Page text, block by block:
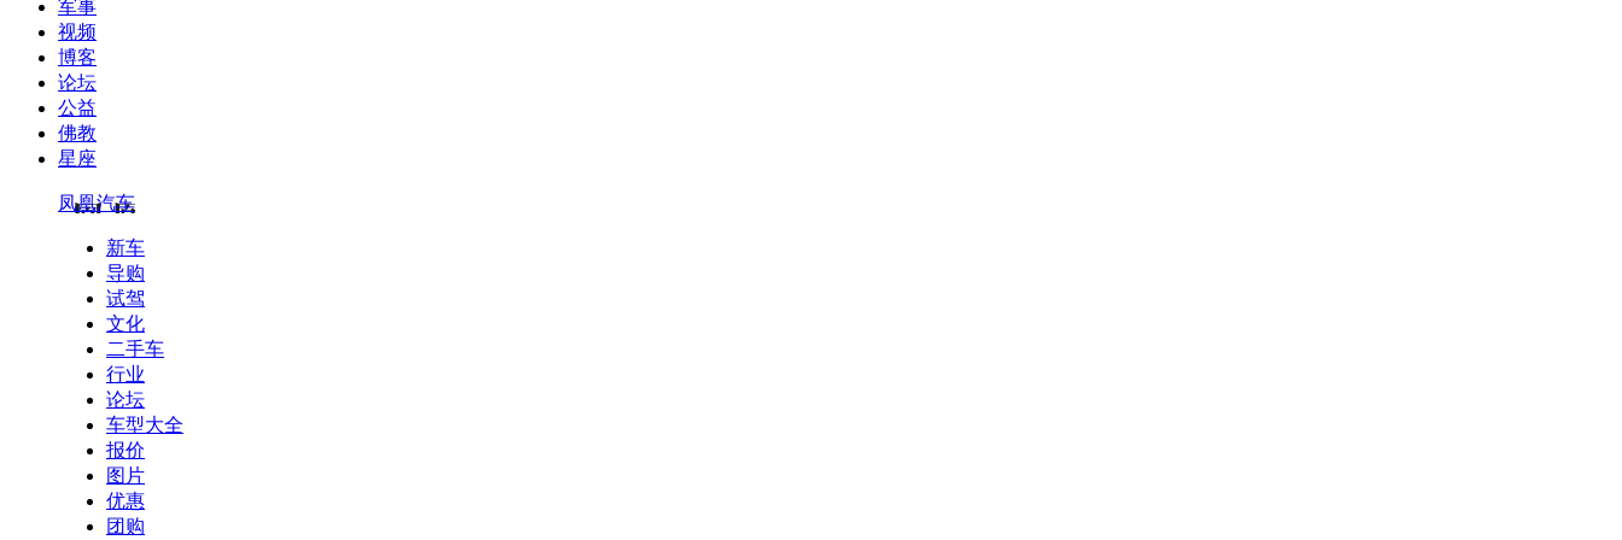
军事
视频
博客
论坛
公益
佛教
星座
凤凰汽车
新车
导购
试驾
文化
二手车
行业
论坛
车型大全
报价
图片
优惠
团购